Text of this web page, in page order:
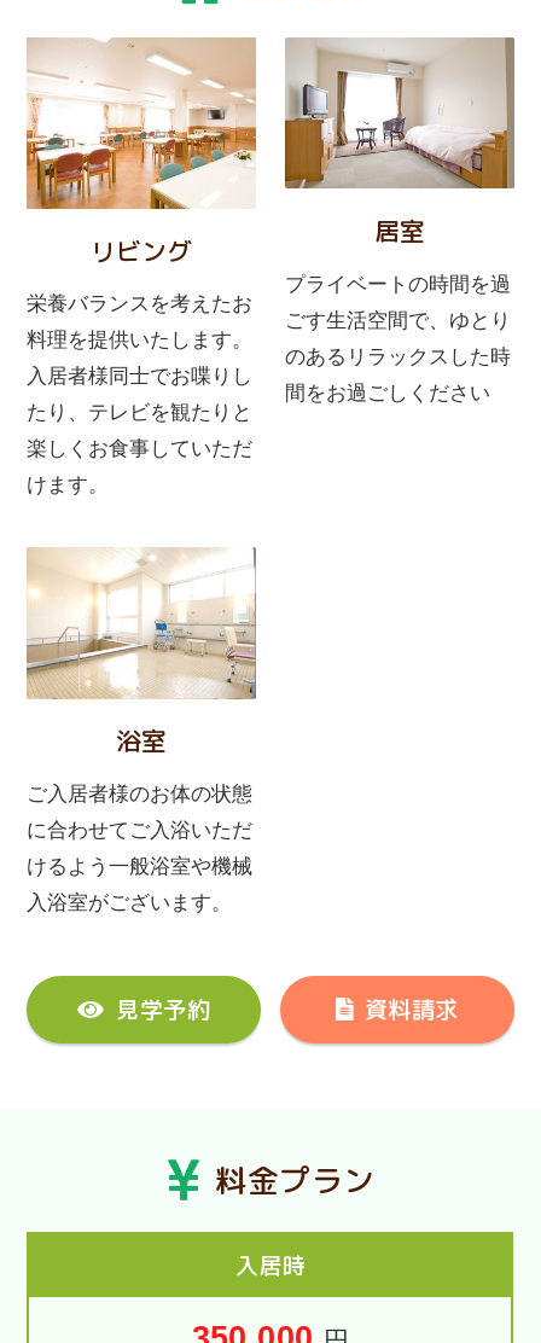
リビング
栄養バランスを考えたお
料理を提供いたします。
入居者様同士でお喋りし
たり、テレビを観たりと
楽しくお食事していただ
けます。
居室
プライベートの時間を過
ごす生活空間で、ゆとり
のあるリラックスした時
間をお過ごしください
浴室
ご入居者様のお体の状態
に合わせてご入浴いただ
けるよう一般浴室や機械
入浴室がございます。
見学予約 資料請求
料金プラン
入居時